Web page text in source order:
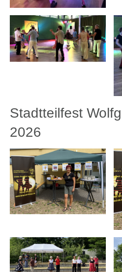
Stadtteilfest
2026